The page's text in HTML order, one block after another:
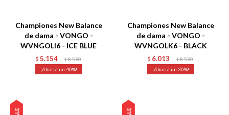
Championes New Balance
de dama - VONGO -
WVNGOLI6 - ICE BLUE
$ 5.154 $ 8.590
40
Championes New Balance
de dama - VONGO -
WVNGOLK6 - BLACK
$ 6.013 $ 8.590
30